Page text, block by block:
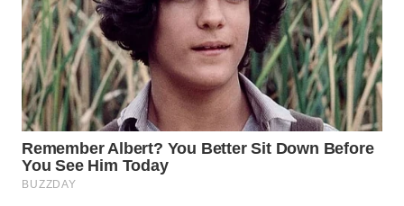
LIKUPANG
WN
LABUANBAJO
WN
BORNEO
Wahana